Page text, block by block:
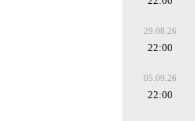
29.08.26
22:00
05.09.26
22:00